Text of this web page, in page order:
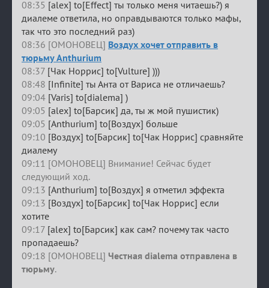
08:35 [alex] to[Effect] ты только меня читаешь?) я
диалеме ответила, но оправдываются только мафы,
так что это последний раз)
08:36 [ОМОНОВЕЦ] Воздух хочет отправить в
тюрьму Anthurium
08:37 [Чак Норрис] to[Vulture] )))
08:48 [Infinite] ты Анта от Вариса не отличаешь?
09:04 [Varis] to[dialema] )
09:05 [alex] to[Барсик] да, ты ж мой пушистик)
09:05 [Anthurium] to[Воздух] больше
09:10 [Воздух] to[Барсик] to[Чак Норрис] сравняйте
диалему
09:11 [ОМОНОВЕЦ] Внимание! Сейчас будет
следующий ход.
09:13 [Anthurium] to[Воздух] я отметил эффекта
09:13 [Воздух] to[Барсик] to[Чак Норрис] если
хотите
09:17 [alex] to[Барсик] как сам? почему так часто
пропадаешь?
09:18 [ОМОНОВЕЦ] Честная dialema отправлена в
тюрьму.